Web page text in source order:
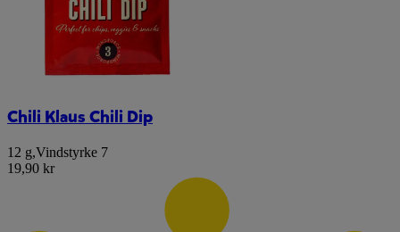
Chili Klaus Chili Dip
12 g,Vindstyrke 7
19,90 kr